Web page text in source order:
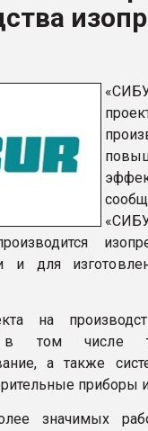
и для
на
в том числе
а также
приборы
значимых